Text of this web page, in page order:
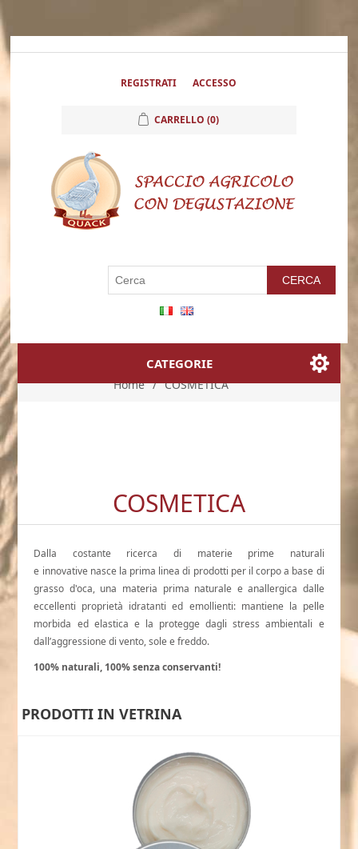
REGISTRATI ACCESSO
CARRELLO (0)
CATEGORIE
Home / COSMETICA
COSMETICA
Dalla costante ricerca di materie prime naturali
e innovative nasce la prima linea di prodotti per il corpo a base di
grasso d'oca, una materia prima naturale e anallergica dalle
eccellenti proprietà idratanti ed emollienti: mantiene la pelle
morbida ed elastica e la protegge dagli stress ambientali e
dall’aggressione di vento, sole e freddo.
100% naturali, 100% senza conservanti!
PRODOTTI IN VETRINA